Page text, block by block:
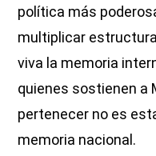
política más
multiplicar
viva la memoria
quienes sostienen a
pertenecer no es
memoria nacional.